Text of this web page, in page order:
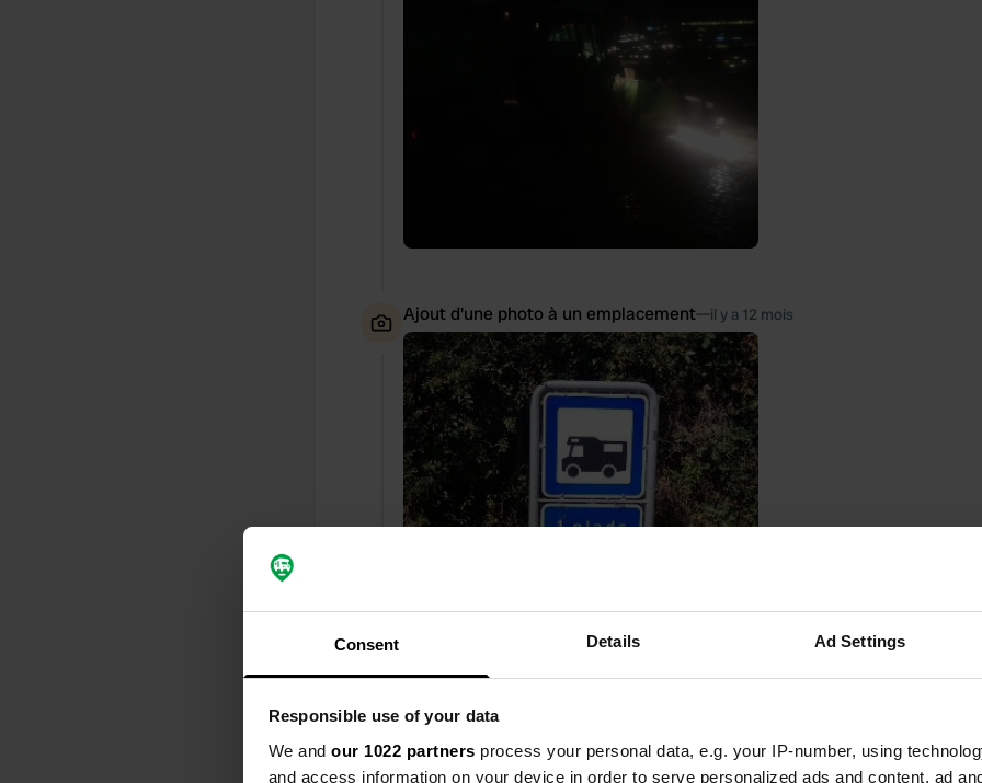
Consent Details Ad Settings
Responsible use of your data
We and our 1022 partners process your personal data, e.g. your IP-number, using
and access information on your device in order to serve personalized ads and content, ad
Ajout d'une photo à un emplacement—il y a 12 mois
J'ai évalué un lieu—il y a 12 mois
Emplacement pour un camping-car. Un panneau indique qu'un camping-car est
d'installations. Belle vue.
Traduit par GoogleAfficher l'original